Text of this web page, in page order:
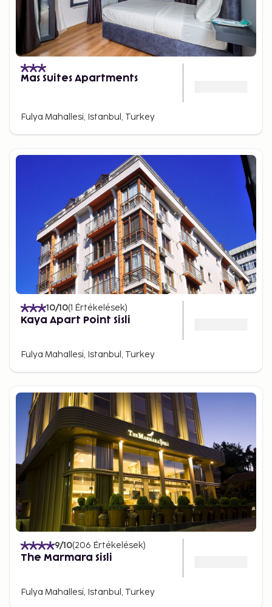
Mas Suites Apartments
Fulya Mahallesi, Istanbul, Turkey
10/10(1 Értékelések)
Kaya Apart Point Sisli
Fulya Mahallesi, Istanbul, Turkey
9/10(206 Értékelések)
The Marmara Sisli
Fulya Mahallesi, Istanbul, Turkey